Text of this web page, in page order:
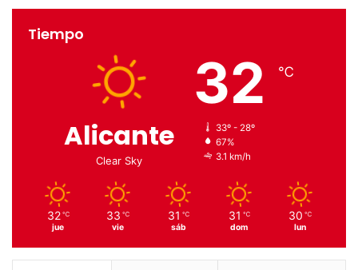
c
Tiempo
Alicante
Clear Sky
32 ℃
33º - 28º
67%
3.1 km/h
32 ℃
jue
33 ℃
vie
31 ℃
sáb
31 ℃
dom
30 ℃
lun